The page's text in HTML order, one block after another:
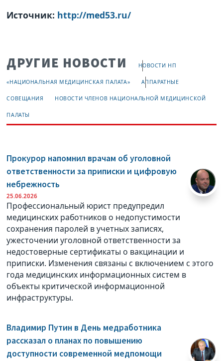
Источник: http://med53.ru/
ДРУГИЕ НОВОСТИ НОВОСТИ НП
«НАЦИОНАЛЬНАЯ МЕДИЦИНСКАЯ ПАЛАТА» АППАРАТНЫЕ
СОВЕЩАНИЯ НОВОСТИ ЧЛЕНОВ НАЦИОНАЛЬНОЙ МЕДИЦИНСКОЙ
ПАЛАТЫ
Прокурор напомнил врачам об уголовной
ответственности за приписки и цифровую
небрежность
25.06.2026
Профессиональный юрист предупредил
медицинских работников о недопустимости
сохранения паролей в учетных записях,
ужесточении уголовной ответственности за
недостоверные сертификаты о вакцинации и
приписки. Изменения связаны с включением с этого
года медицинских информационных систем в
объекты критической информационной
инфраструктуры.
Владимир Путин в День медработника
рассказал о планах по повышению
доступности современной медпомощи